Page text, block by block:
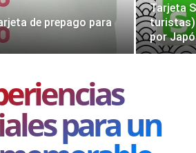
de prepago para
Tarjeta
por
para un